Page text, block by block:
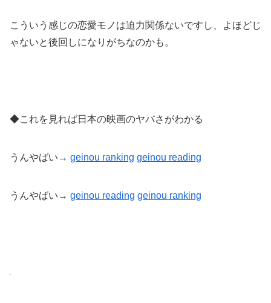
こういう感じの恋愛モノは迫力関係ないですし、よほどじ
ゃないと後回しになりがちなのかも。
◆これを見れば日本の映画のヤバさがわかる
うんやばい→ geinou ranking geinou reading
うんやばい→ geinou reading geinou ranking